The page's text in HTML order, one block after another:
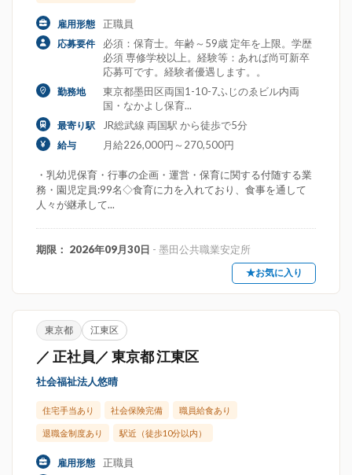
雇用形態 正職員
応募要件
必須：保育士。年齢～59歳 定年を上限。学歴
必須 専修学校以上。経験等：あれば尚可新卒
応募可です。経験者優遇します。。
勤務地
東京都墨田区両国1-10-7ふじのゑビル内両
国・なかよし保育...
最寄り駅 JR総武線 両国駅 から徒歩で5分
給与 月給226,000円～270,500円
・乳幼児保育・行事の企画・運営・保育に関する付随する業
務・園児定員:99名◇食育に力を入れており、食事を通して
人々が継承して...
期限： 2026年09月30日 - 墨田公共職業安定所
★お気に入り
東京都 江東区
／ 正社員／ 東京都 江東区
社会福祉法人悠晴
住宅手当あり 社会保険完備 職員給食あり
退職金制度あり 駅近（徒歩10分以内）
雇用形態 正職員